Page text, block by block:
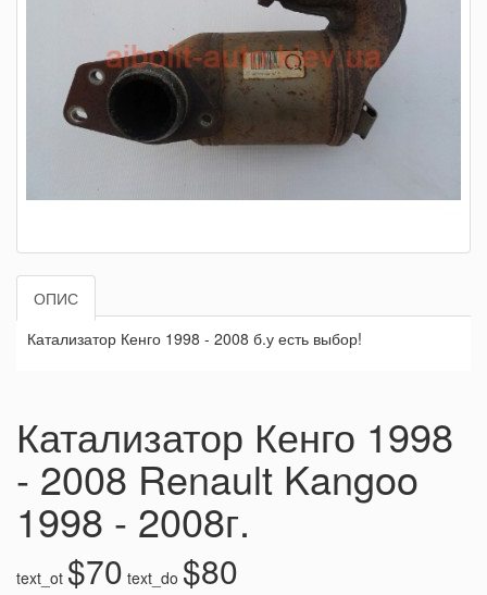
ОПИС
Катализатор Кенго 1998 - 2008 б.у есть выбор!
Катализатор Кенго 1998
- 2008 Renault Kangoo
1998 - 2008г.
text_ot $70 text_do $80